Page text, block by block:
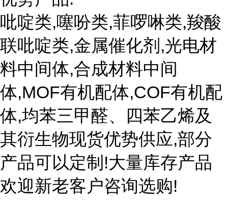
吡啶类,噻吩类,菲啰啉类,羧酸
联吡啶类,金属催化剂,光电材
料中间体,合成材料中间
体,MOF有机配体,COF有机配
体,均苯三甲醛、四苯乙烯及
其衍生物现货优势供应,部分
产品可以定制!大量库存产品
欢迎新老客户咨询选购!